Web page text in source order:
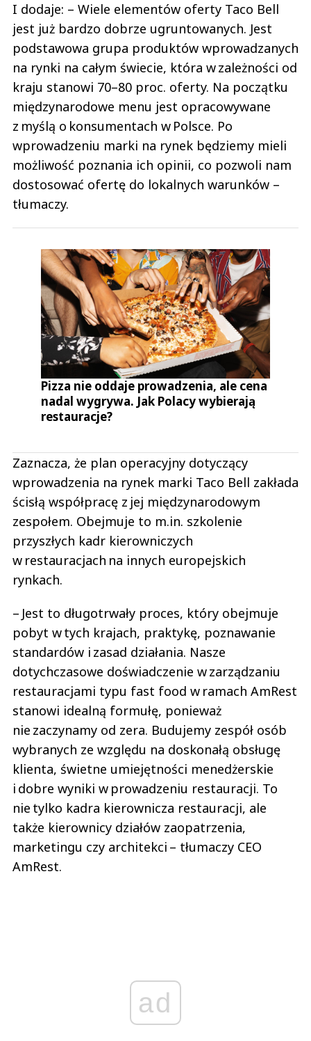
I dodaje: – Wiele elementów oferty Taco Bell
jest już bardzo dobrze ugruntowanych. Jest
podstawowa grupa produktów wprowadzanych
na rynki na całym świecie, która w zależności od
kraju stanowi 70–80 proc. oferty. Na początku
międzynarodowe menu jest opracowywane
z myślą o konsumentach w Polsce. Po
wprowadzeniu marki na rynek będziemy mieli
możliwość poznania ich opinii, co pozwoli nam
dostosować ofertę do lokalnych warunków –
tłumaczy.
Pizza nie oddaje prowadzenia, ale cena
nadal wygrywa. Jak Polacy wybierają
restauracje?
Zaznacza, że plan operacyjny dotyczący
wprowadzenia na rynek marki Taco Bell zakłada
ścisłą współpracę z jej międzynarodowym
zespołem. Obejmuje to m.in. szkolenie
przyszłych kadr kierowniczych
w restauracjach na innych europejskich
rynkach.
– Jest to długotrwały proces, który obejmuje
pobyt w tych krajach, praktykę, poznawanie
standardów i zasad działania. Nasze
dotychczasowe doświadczenie w zarządzaniu
restauracjami typu fast food w ramach AmRest
stanowi idealną formułę, ponieważ
nie zaczynamy od zera. Budujemy zespół osób
wybranych ze względu na doskonałą obsługę
klienta, świetne umiejętności menedżerskie
i dobre wyniki w prowadzeniu restauracji. To
nie tylko kadra kierownicza restauracji, ale
także kierownicy działów zaopatrzenia,
marketingu czy architekci – tłumaczy CEO
AmRest.
ad